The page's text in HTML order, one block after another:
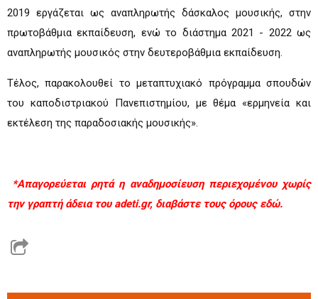
2019 εργάζεται ως αναπληρωτής δάσκαλος μουσικής, στην
πρωτοβάθμια εκπαίδευση, ενώ το διάστημα 2021 - 2022 ως
αναπληρωτής μουσικός στην δευτεροβάθμια εκπαίδευση.
Τέλος, παρακολουθεί το μεταπτυχιακό πρόγραμμα σπουδών
του καποδιστριακού Πανεπιστημίου, με θέμα «ερμηνεία και
εκτέλεση της παραδοσιακής μουσικής».
*Απαγορεύεται ρητά η αναδημοσίευση περιεχομένου χωρίς
την γραπτή άδεια του adeti.gr, διαβάστε τους όρους εδώ.